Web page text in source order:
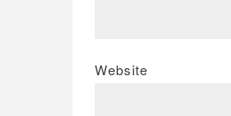
Website